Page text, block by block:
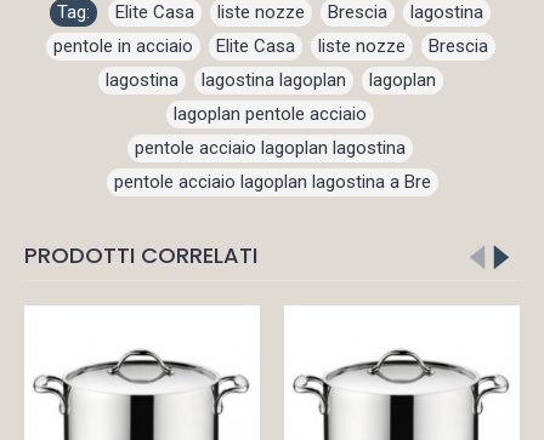
Tag: Elite Casa liste nozze Brescia lagostina
pentole in acciaio , Elite Casa , liste nozze , Brescia ,
lagostina , lagostina lagoplan , lagoplan ,
lagoplan pentole acciaio
pentole acciaio lagoplan lagostina
pentole acciaio lagoplan lagostina a Bre
PRODOTTI CORRELATI